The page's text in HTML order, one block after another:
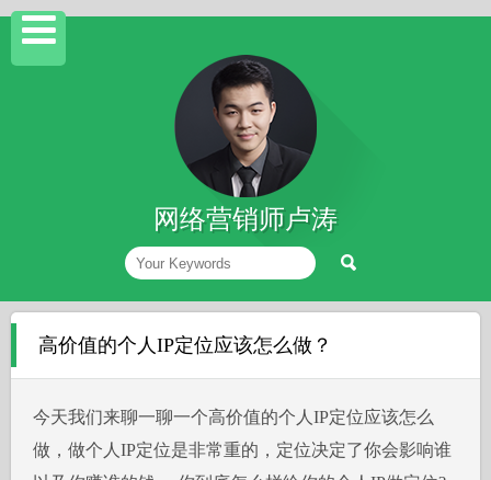
网络营销师卢涛
高价值的个人IP定位应该怎么做？
今天我们来聊一聊一个高价值的个人IP定位应该怎么
做，做个人IP定位是非常重的，定位决定了你会影响谁